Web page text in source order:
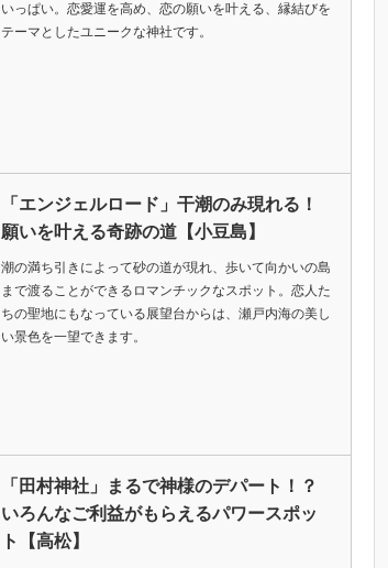
いっぱい。恋愛運を高め、恋の願いを叶える、縁結びを
テーマとしたユニークな神社です。
「エンジェルロード」干潮のみ現れる！
願いを叶える奇跡の道【小豆島】
潮の満ち引きによって砂の道が現れ、歩いて向かいの島
まで渡ることができるロマンチックなスポット。恋人た
ちの聖地にもなっている展望台からは、瀬戸内海の美し
い景色を一望できます。
「田村神社」まるで神様のデパート！？
いろんなご利益がもらえるパワースポッ
ト【高松】